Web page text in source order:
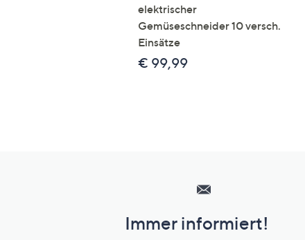
elektrischer
Gemüseschneider 10 versch.
Einsätze
€ 99,99
Unternehmensinformationen
Immer informiert!